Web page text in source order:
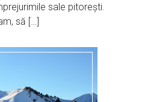
sale pitorești.
să […]